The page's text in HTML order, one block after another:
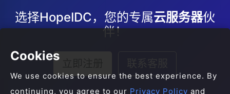
选择HopeIDC，您的专属云服务器伙
伴！
Cookies
We use cookies to ensure the best experience. By
continuing, you agree to our Privacy Policy and